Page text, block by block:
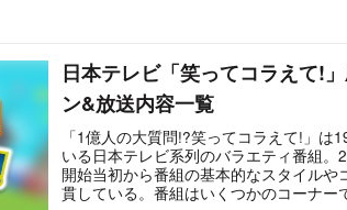
ニューアル。番組名を「なぜソコ?」に
21:00「二代目 和風総本家」」の後枠
界ナゼそこに？日本人」に出演するMC
情報をまとめた。
日本テレビ「笑ってコラえて!
ン&放送内容一覧
「1億人の大質問!?笑ってコラえて!」は
いる日本テレビ系列のバラエティ番組。
開始当初から番組の基本的なスタイルや
貫している。番組はいくつかのコーナー